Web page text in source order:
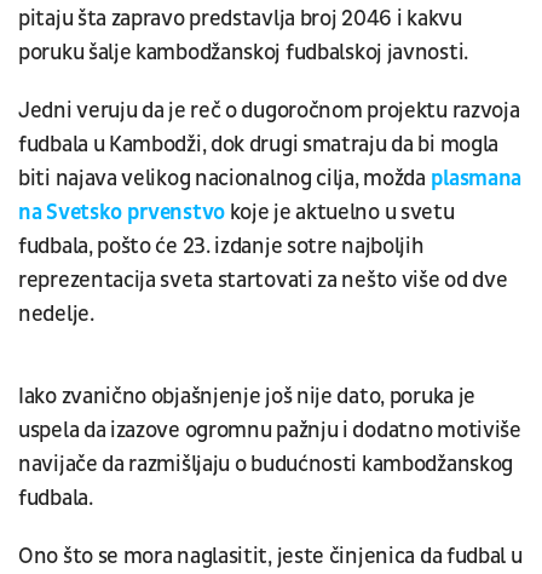
pitaju šta zapravo predstavlja broj 2046 i kakvu
poruku šalje kambodžanskoj fudbalskoj javnosti.
Jedni veruju da je reč o dugoročnom projektu razvoja
fudbala u Kambodži, dok drugi smatraju da bi mogla
biti najava velikog nacionalnog cilja, možda plasmana
na Svetsko prvenstvo koje je aktuelno u svetu
fudbala, pošto će 23. izdanje sotre najboljih
reprezentacija sveta startovati za nešto više od dve
nedelje.
Iako zvanično objašnjenje još nije dato, poruka je
uspela da izazove ogromnu pažnju i dodatno motiviše
navijače da razmišljaju o budućnosti kambodžanskog
fudbala.
Ono što se mora naglasitit, jeste činjenica da fudbal u